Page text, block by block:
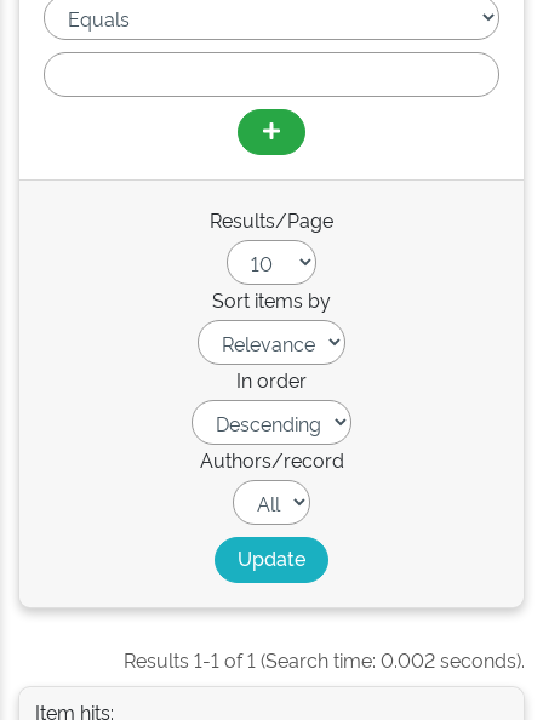
Results/Page
Sort items by
In order
Authors/record
Results 1-1 of 1 (Search time: 0.002 seconds).
Item hits: